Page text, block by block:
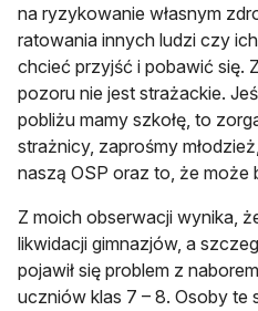
na ryzykowanie własnym
ratowania innych ludzi czy
chcieć przyjść i pobawić się.
pozoru nie jest strażackie.
pobliżu mamy szkołę, to
strażnicy, zaprośmy
naszą OSP oraz to, że może
Z moich obserwacji wynika,
likwidacji gimnazjów, a
pojawił się problem z
uczniów klas 7 – 8. Osoby te